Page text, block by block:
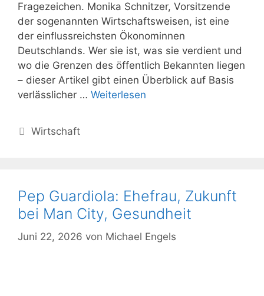
Fragezeichen. Monika Schnitzer, Vorsitzende
der sogenannten Wirtschaftsweisen, ist eine
der einflussreichsten Ökonominnen
Deutschlands. Wer sie ist, was sie verdient und
wo die Grenzen des öffentlich Bekannten liegen
– dieser Artikel gibt einen Überblick auf Basis
verlässlicher … Weiterlesen
Kategorien
Wirtschaft
Pep Guardiola: Ehefrau, Zukunft
bei Man City, Gesundheit
Juni 22, 2026 von Michael Engels